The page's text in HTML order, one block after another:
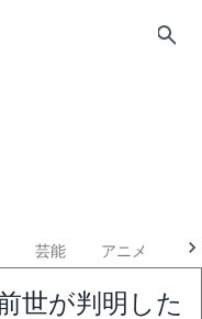
芸能 アニメ
世が判明した